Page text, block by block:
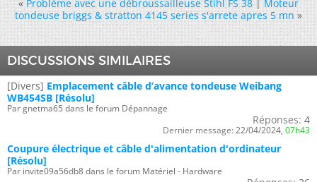
« Problème avec une débroussailleuse Stihl FS 38|Moteur
tondeuse briggs & stratton 4145 series s'arrete apres 5 mn »
DISCUSSIONS SIMILAIRES
[Divers] Emplacement câble d’avance tondeuse Weibang
WB454SB [Résolu]
Par gnetma65 dans le forum Dépannage
Réponses: 4
Dernier message: 22/04/2024, 07h43
Coupure électrique et câble d'alimentation d'ordinateur
[Résolu]
Par invite09a56db8 dans le forum Matériel - Hardware